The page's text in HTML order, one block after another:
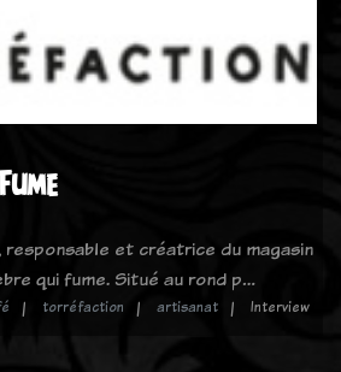
responsable et créatrice du magasin
qui fume. Situé au rond p…
torréfaction artisanat Interview